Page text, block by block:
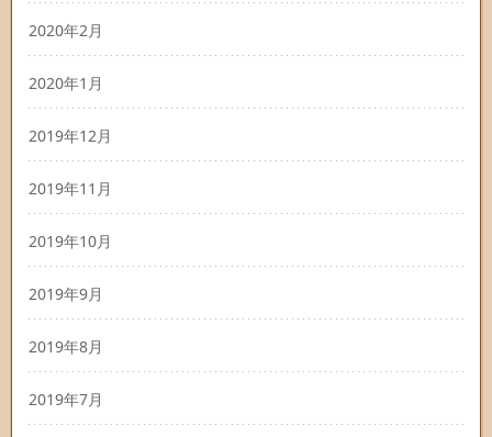
2020年2月
2020年1月
2019年12月
2019年11月
2019年10月
2019年9月
2019年8月
2019年7月